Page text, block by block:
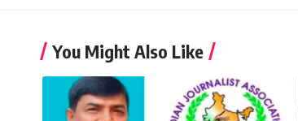
You Might Also Like